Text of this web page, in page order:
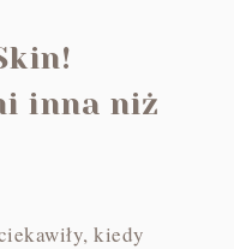
inna niż
kiedy